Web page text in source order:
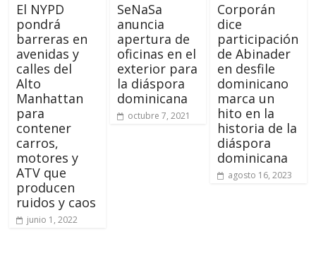
El NYPD
pondrá
barreras en
avenidas y
calles del
Alto
Manhattan
para
contener
carros,
motores y
ATV que
producen
ruidos y caos
junio 1, 2022
SeNaSa
anuncia
apertura de
oficinas en el
exterior para
la diáspora
dominicana
octubre 7, 2021
Corporán
dice
participación
de Abinader
en desfile
dominicano
marca un
hito en la
historia de la
diáspora
dominicana
agosto 16, 2023